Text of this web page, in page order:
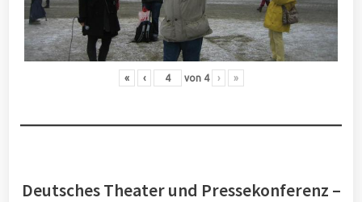
« ‹ von 4 › »
Deutsches Theater und Pressekonferenz –